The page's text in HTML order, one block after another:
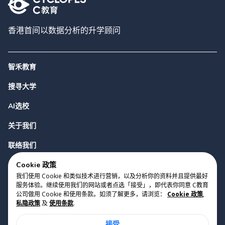
香港首间以数据分析的升学顾问
智禾教育
搜寻大学
AI选校
关于我们
联络我们
版权 2023 Cyclopes® •
Cookie 政策
我们使用 Cookie 和类似技术进行营销，以及分析你的资料并且提供最好
服务体验。继续使用我们的网站或者点选「接受」，即代表你同意 C教育
公司做用 Cookie 和使用条款。如须了解更多，请浏览：
Cookie 政策,
私隐政策及 使用条款.